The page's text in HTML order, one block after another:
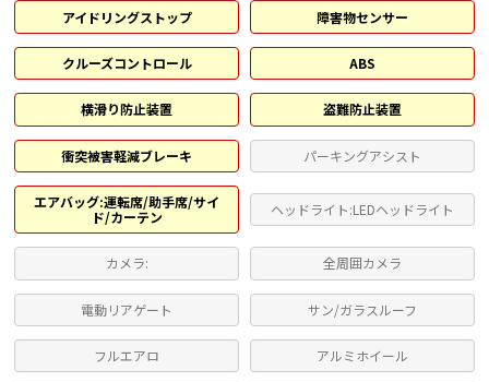
アイドリングストップ 障害物センサー
クルーズコントロール ABS
横滑り防止装置 盗難防止装置
衝突被害軽減ブレーキ パーキングアシスト
エアバッグ:運転席/助手席/サイ
ド/カーテン
ヘッドライト:LEDヘッドライト
カメラ: 全周囲カメラ
電動リアゲート サン/ガラスルーフ
フルエアロ アルミホイール